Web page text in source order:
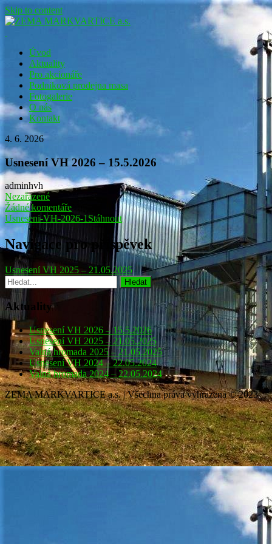
Skip to content
ZEMA MARKVARTICE a.s.
Úvod
Aktuality
Pro akcionáře
Podniková prodejna masa
Fotogalerie
O nás
Kontakt
4. 6. 2026
Usnesení VH 2026 – 15.5.2026
adminhvh
Nezařazené
Žádné komentáře
Usneseni-VH-2026-1Stáhnout
Navigace pro příspěvek
Usnesení VH 2025 – 21.05.2025
Aktuality
Usnesení VH 2026 – 15.5.2026
Usnesení VH 2025 – 21.05.2025
Valná hromada 2025 – 21.05.2025
Usnesení VH 2024 – 22.05.2024
Valná hromada 2024 – 22.05.2024
ZEMA MARKVARTICE a.s. | Všechna práva vyhrazena © 2023